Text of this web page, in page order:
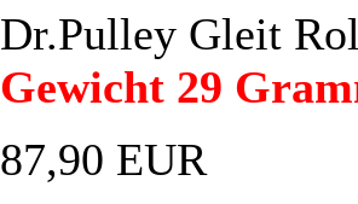
Dr.Pulley Gleit
Gewicht 29
87,90 EUR